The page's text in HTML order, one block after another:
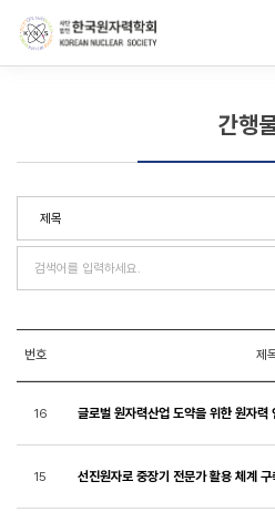
간행
번호 제
16
15 선진원자로 중장기 전문가 활용 체계